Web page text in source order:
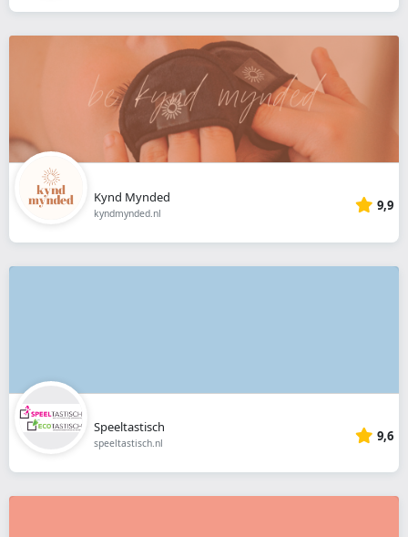
Kynd Mynded
kyndmynded.nl 9,9
Speeltastisch
speeltastisch.nl 9,6